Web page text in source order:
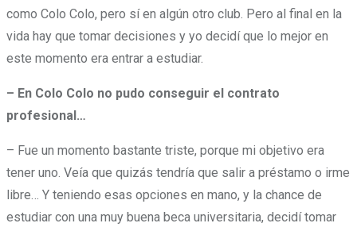
como Colo Colo, pero sí en algún otro club. Pero al final en la
vida hay que tomar decisiones y yo decidí que lo mejor en
este momento era entrar a estudiar.
– En Colo Colo no pudo conseguir el contrato
profesional…
– Fue un momento bastante triste, porque mi objetivo era
tener uno. Veía que quizás tendría que salir a préstamo o irme
libre… Y teniendo esas opciones en mano, y la chance de
estudiar con una muy buena beca universitaria, decidí tomar